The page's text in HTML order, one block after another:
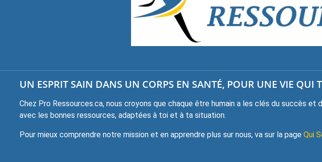
UN ESPRIT SAIN DANS UN CORPS EN SANTÉ, POUR UNE VIE QUI
Chez Pro Ressources.ca, nous croyons que chaque être humain a les clés du succès
avec les bonnes ressources, adaptées à toi et à ta situation.
Pour mieux comprendre notre mission et en apprendre plus sur nous, va sur la page Qui